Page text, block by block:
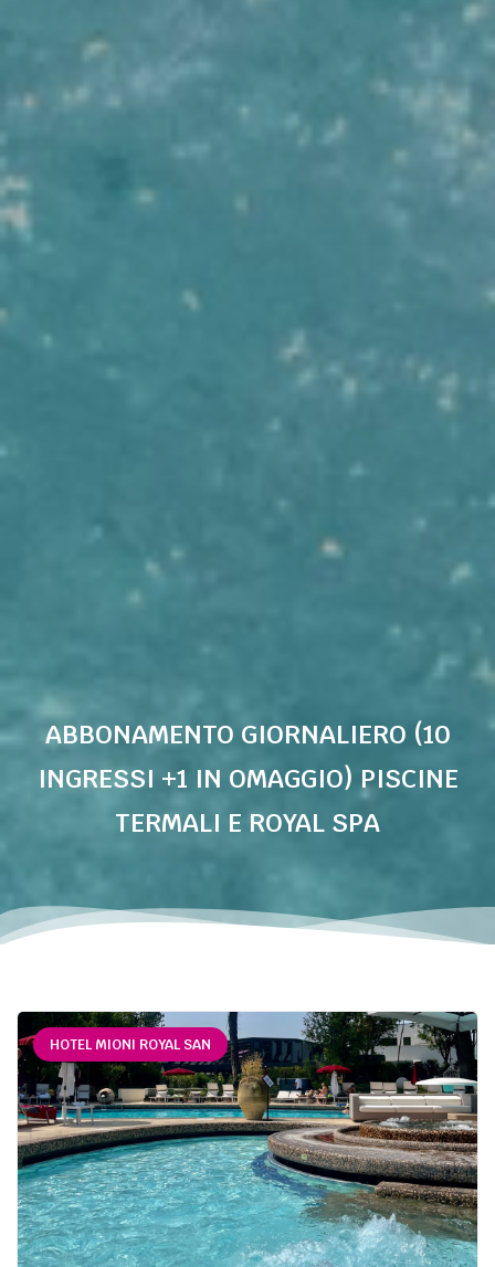
ABBONAMENTO GIORNALIERO (10
INGRESSI +1 IN OMAGGIO) PISCINE
TERMALI E ROYAL SPA
HOTEL MIONI ROYAL SAN